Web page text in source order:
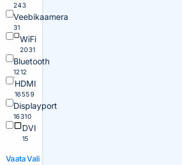
243
Veebikaamera
31
WiFi
2031
Bluetooth
1212
HDMI
16559
Displayport
16310
DVI
15
VaataVali